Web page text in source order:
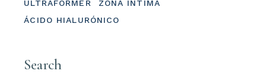
ULTRAFORMER
ZONA ÍNTIMA
ÁCIDO HIALURÓNICO
Search